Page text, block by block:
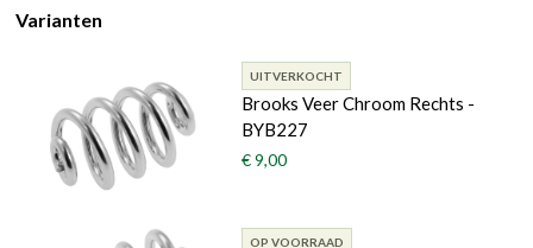
Varianten
UITVERKOCHT
Brooks Veer Chroom Rechts -
BYB227
€ 9,00
OP VOORRAAD